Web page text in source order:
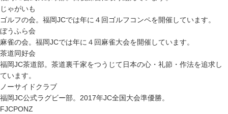
じゃがいも
ゴルフの会。福岡JCでは年に４回ゴルフコンペを開催しています。
ぼうふら会
麻雀の会。福岡JCでは年に４回麻雀大会を開催しています。
茶道同好会
福岡JC茶道部。茶道裏千家をつうじて日本の心・礼節・作法を追求し
ています。
ノーサイドクラブ
福岡JC公式ラグビー部。2017年JC全国大会準優勝。
FJCPONZ